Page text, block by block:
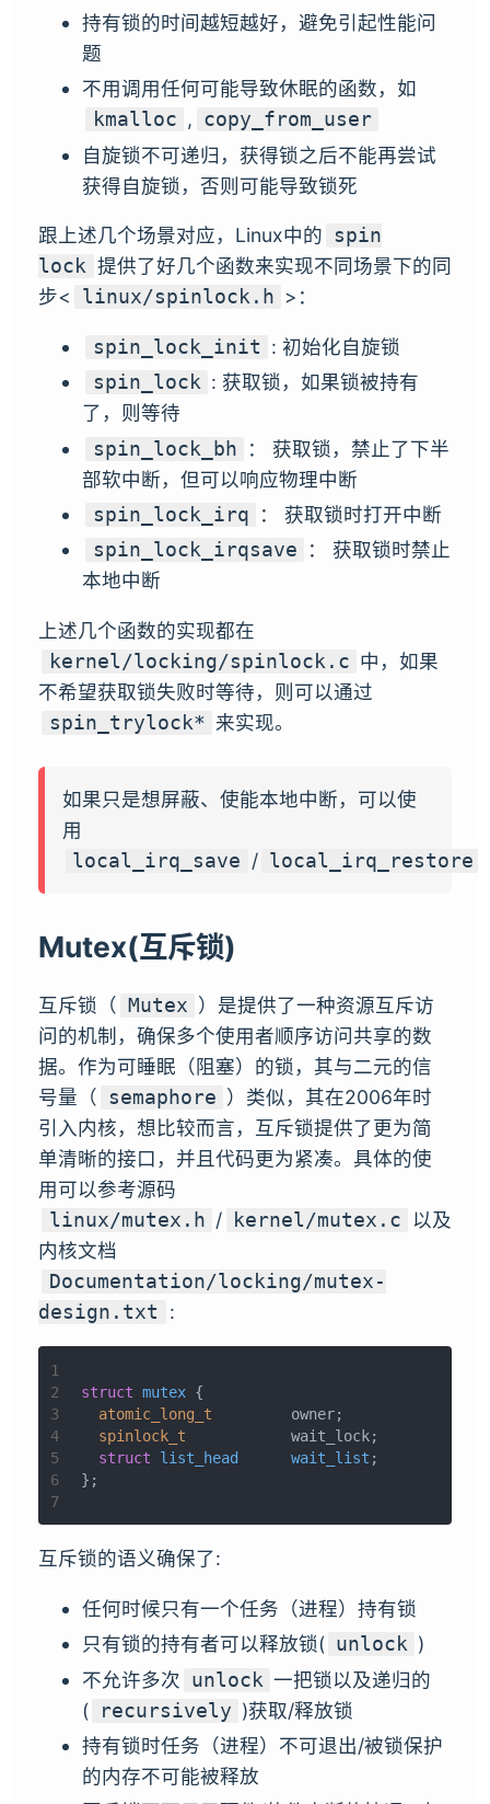
持有锁的时间越短越好，避免引起性能问
题
不用调用任何可能导致休眠的函数，如
kmalloc , copy_from_user
自旋锁不可递归，获得锁之后不能再尝试
获得自旋锁，否则可能导致锁死
跟上述几个场景对应，Linux中的 spin
lock 提供了好几个函数来实现不同场景下的同
步<
linux/spinlock.h >：
spin_lock_init : 初始化自旋锁
spin_lock : 获取锁，如果锁被持有
了，则等待
spin_lock_bh
： 获取锁，禁止了下半
部软中断，但可以响应物理中断
spin_lock_irq ： 获取锁时打开中断
spin_lock_irqsave
： 获取锁时禁止
本地中断
上述几个函数的实现都在
kernel/locking/spinlock.c 中，如果
不希望获取锁失败时等待，则可以通过
spin_trylock* 来实现。
如果只是想屏蔽、使能本地中断，可以使
用
local_irq_save / local_irq_restore
Mutex(互斥锁)
互斥锁（ Mutex ）是提供了一种资源互斥访
问的机制，确保多个使用者顺序访问共享的数
据。作为可睡眠（阻塞）的锁，其与二元的信
号量（ semaphore ）类似，其在2006年时
引入内核，想比较而言，互斥锁提供了更为简
单清晰的接口，并且代码更为紧凑。具体的使
用可以参考源码
linux/mutex.h / kernel/mutex.c
以及
内核文档
Documentation/locking/mutex-
design.txt
:
1
2
3
4
5
6
7
struct mutex {
atomic_long_t
		owner;
spinlock_t
		wait_lock;
struct
list_head wait_list ;
};
互斥锁的语义确保了:
任何时候只有一个任务（进程）持有锁
只有锁的持有者可以释放锁( unlock )
不允许多次 unlock 一把锁以及递归的
(
recursively )获取/释放锁
持有锁时任务（进程）不可退出/被锁保护
的内存不可能被释放